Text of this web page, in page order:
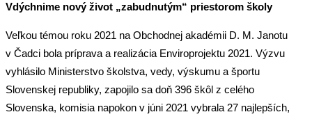
Vdýchnime nový život „zabudnutým“ priestorom školy
Veľkou témou roku 2021 na Obchodnej akadémii D. M. Janotu
v Čadci bola príprava a realizácia Enviroprojektu 2021. Výzvu
vyhlásilo Ministerstvo školstva, vedy, výskumu a športu
Slovenskej republiky, zapojilo sa doň 396 škôl z celého
Slovenska, komisia napokon v júni 2021 vybrala 27 najlepších,